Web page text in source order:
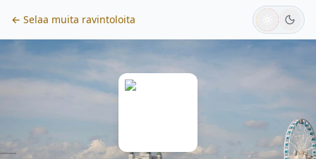
← Selaa muita ravintoloita